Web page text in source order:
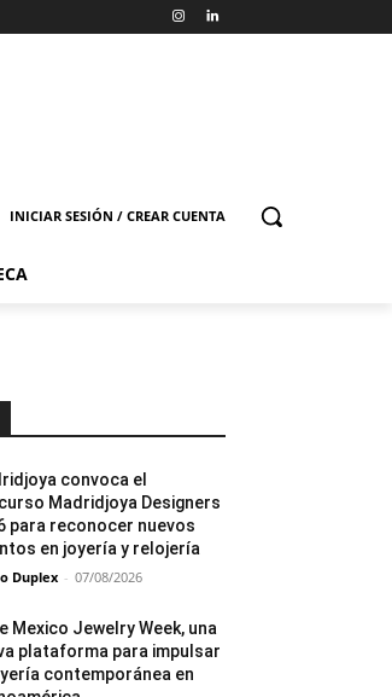
INICIAR SESIÓN / CREAR CUENTA
convoca el
Madridjoya Designers
para reconocer nuevos
en joyería y relojería
Duplex - 07/08/2026
Mexico Jewelry Week, una
plataforma para impulsar
contemporánea en